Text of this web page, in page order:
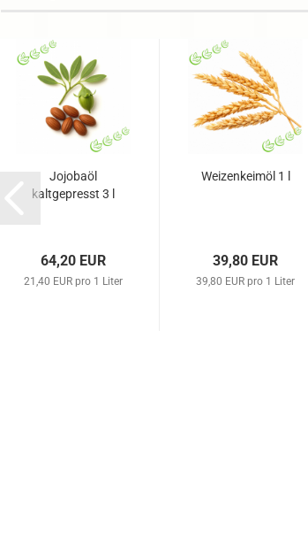
Jojobaöl
kaltgepresst 3 l
64,20 EUR
21,40 EUR pro 1 Liter
Weizenkeimöl 1 l
39,80 EUR
39,80 EUR pro 1 Liter